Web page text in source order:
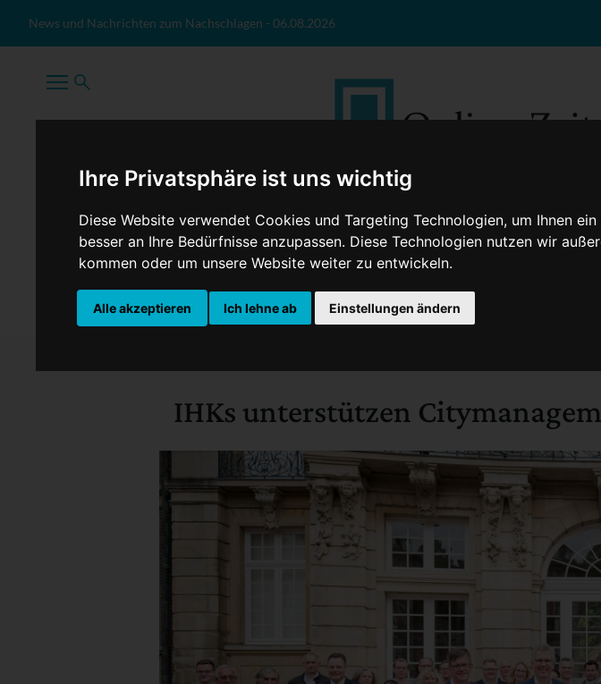
Ihre Privatsphäre ist uns wichtig
Diese Website verwendet Cookies und Targeting Technologien, um Ihnen
besser an Ihre Bedürfnisse anzupassen. Diese Technologien nutzen wir
kommen oder um unsere Website weiter zu entwickeln.
Alle akzeptieren Ich lehne ab Einstellungen ändern
News und Nachrichten zum Nachschlagen - 06.08.2026
TopNews Politik Sport Wirtschaft Firmennews Gesellschaft
IHKs unterstützen